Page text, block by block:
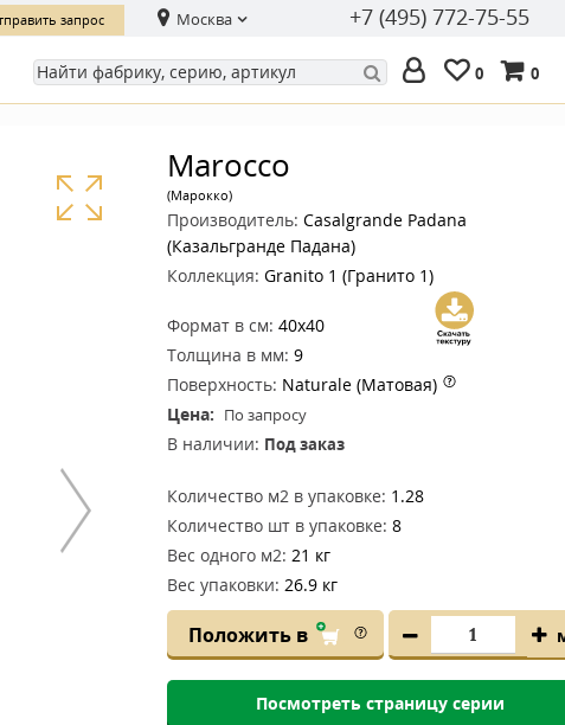
запрос Москва +7 (495) 772-75-55
0 0
Marocco
(Марокко)
Производитель: Casalgrande Padana
(Казальгранде Падана)
Коллекция: Granito 1 (Гранито 1)
Формат в см: 40x40
Толщина в мм: 9
Поверхность: Naturale (Матовая)
Цена: По запросу
В наличии: Под заказ
Количество м2 в упаковке: 1.28
Количество шт в упаковке: 8
Вес одного м2: 21 кг
Вес упаковки: 26.9 кг
Положить в
Посмотреть страницу серии